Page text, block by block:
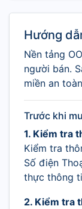
Hướng
Nền tảng
người bán.
miền an
Trước khi
1. Kiểm tra
Kiểm tra
Số điện
thực thông
2. Kiểm tra